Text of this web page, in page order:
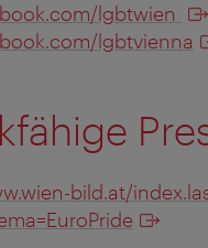
lgbtwien
lgbtvienna
bild.at/